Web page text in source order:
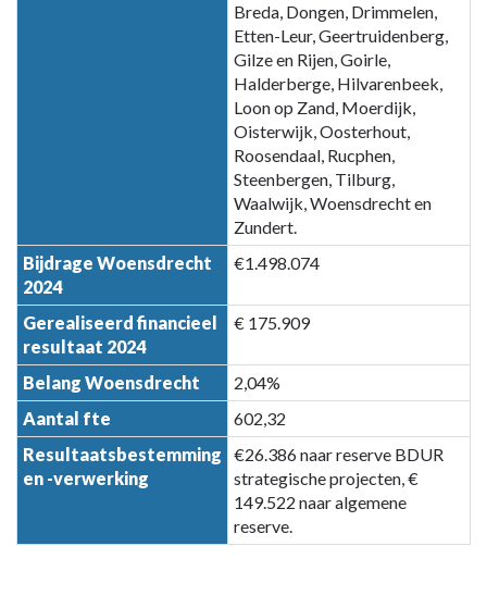
Breda, Dongen, Drimmelen,
Etten-Leur, Geertruidenberg,
Gilze en Rijen, Goirle,
Halderberge, Hilvarenbeek,
Loon op Zand, Moerdijk,
Oisterwijk, Oosterhout,
Roosendaal, Rucphen,
Steenbergen, Tilburg,
Waalwijk, Woensdrecht en
Zundert.
Bijdrage Woensdrecht
2024
€1.498.074
Gerealiseerd financieel
resultaat 2024
€ 175.909
Belang Woensdrecht
2,04%
Aantal fte
602,32
Resultaatsbestemming
en -verwerking
€26.386 naar reserve BDUR
strategische projecten, €
149.522 naar algemene
reserve.